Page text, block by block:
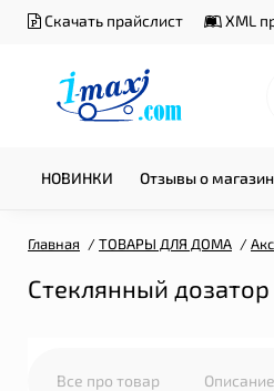
Скачать прайслист XML
НОВИНКИ Отзывы о
Главная ТОВАРЫ ДЛЯ ДОМА
Стеклянный
Все про товар Описание